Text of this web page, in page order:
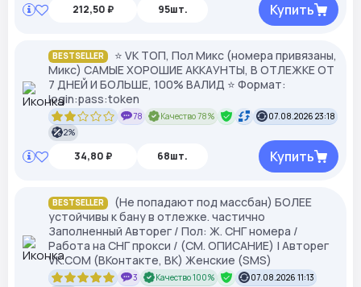
212,50 ₽ 95шт. Купить
BESTSELLER
⭐ VK ТОП, Пол Микс (номера привязаны,
Микс) САМЫЕ ХОРОШИЕ АККАУНТЫ, В ОТЛЕЖКЕ ОТ
7 ДНЕЙ И БОЛЬШЕ, 100% ВАЛИД ⭐ Формат:
login:pass:token
78 Качество 78%
07.08.2026 23:18
2%
34,80 ₽ 68шт. Купить
BESTSELLER
(Не попадают под массбан) БОЛЕЕ
устойчивы к бану в отлежке. частично
Заполненный Авторег / Пол: Ж. СНГ номера /
Работа на СНГ прокси / (СМ. ОПИСАНИЕ) | Авторег
VK.COM (ВКонтакте, ВК) Женские (SMS)
3 Качество 100%
07.08.2026 11:13